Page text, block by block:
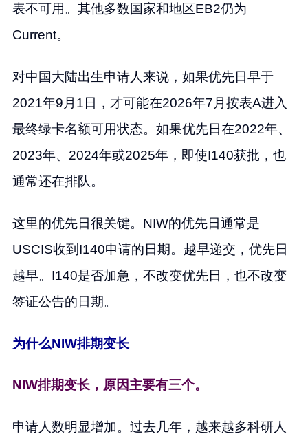
表不可用。其他多数国家和地区EB2仍为
Current。
对中国大陆出生申请人来说，如果优先日早于
2021年9月1日，才可能在2026年7月按表A进入
最终绿卡名额可用状态。如果优先日在2022年、
2023年、2024年或2025年，即使I140获批，也
通常还在排队。
这里的优先日很关键。NIW的优先日通常是
USCIS收到I140申请的日期。越早递交，优先日
越早。I140是否加急，不改变优先日，也不改变
签证公告的日期。
为什么NIW排期变长
NIW排期变长，原因主要有三个。
申请人数明显增加。过去几年，越来越多科研人